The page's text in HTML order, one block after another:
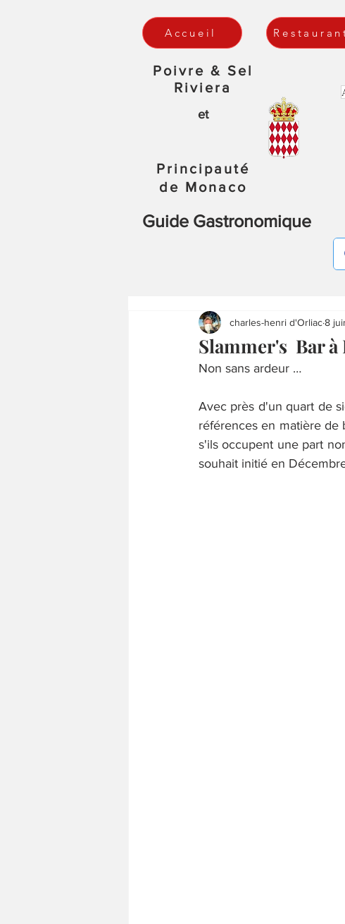
Accueil
Poivre & Sel
Riviera
et
Principauté
de Monaco
Guide Gastronomique
Slammer's Bar
charles-henri d'Orliac8
Non sans ardeur …
Avec près d'un quart de
références en matière de
s'ils occupent une part
souhait initié en